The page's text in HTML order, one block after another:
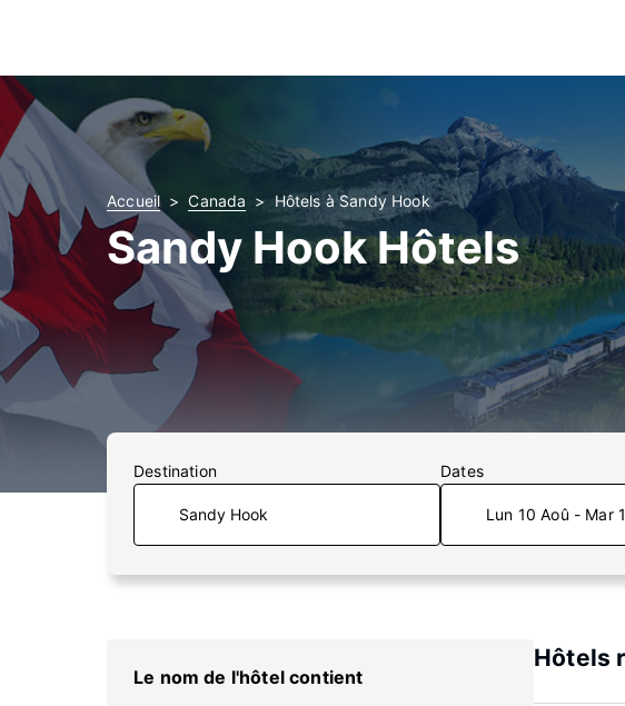
Accueil Canada Hôtels à Sandy Hook
Sandy Hook Hôtels
Destination Dates
Lun 10 Aoû - Mar
Le nom de l'hôtel contient
Hôtels